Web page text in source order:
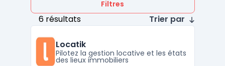
Filtres
6 résultats Trier par
Locatik
Pilotez la gestion locative et les états
des lieux immobiliers